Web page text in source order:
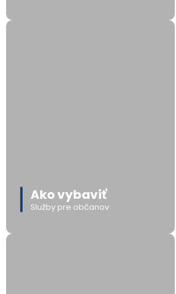
Ako vybaviť
Služby pre občanov